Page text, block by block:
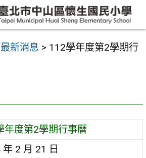
最新消息 > 112學年度第2學期行
年度第2學期行事曆
2 月 21 日